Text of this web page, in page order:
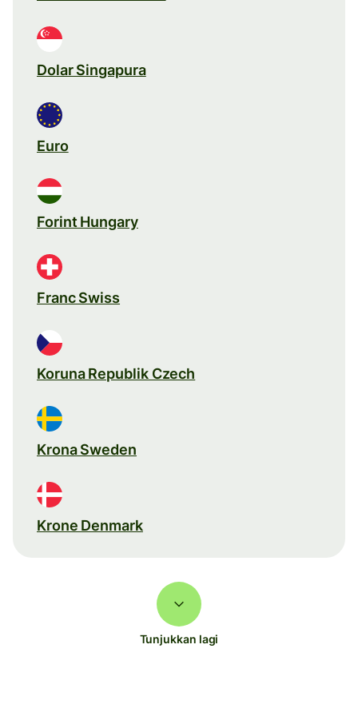
Dolar Singapura
Euro
Forint Hungary
Franc Swiss
Koruna Republik Czech
Krona Sweden
Krone Denmark
Tunjukkan lagi